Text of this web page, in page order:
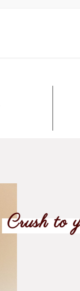
Crush to